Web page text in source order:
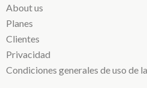
About us
Planes
Clientes
Privacidad
Condiciones generales de uso de